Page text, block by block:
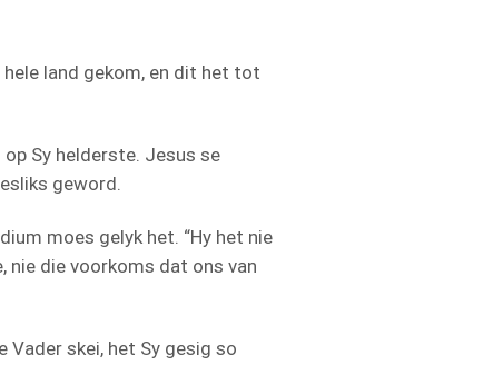
land gekom, en dit het tot
Sy helderste. Jesus se
geword.
moes gelyk het. “Hy het nie
nie die voorkoms dat ons van
Vader skei, het Sy gesig so